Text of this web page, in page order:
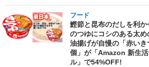
フード
鰹節と昆布のだしを利
のつゆにコシのある太
油揚げが自慢の「赤い
個」が「Amazon 新生
ル」で54%OFF!